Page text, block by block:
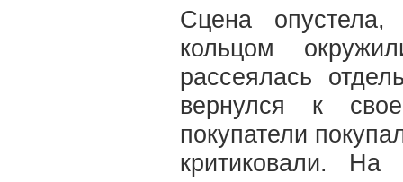
Сцена
кольцом
рассеялась
вернулся к
покупатели
критиковали. На